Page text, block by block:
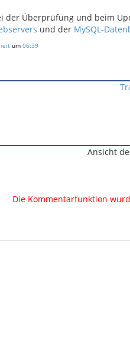
der Überprüfung und beim
und der MySQL-
um 06:39
Ansicht
Die Kommentarfunktion